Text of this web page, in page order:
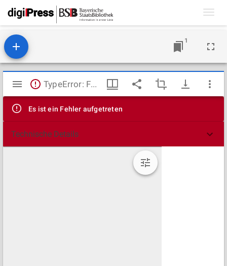
1
Mirador
Viewer
TypeError: Failed to fetch
Es ist ein Fehler aufgetreten
Technische Details